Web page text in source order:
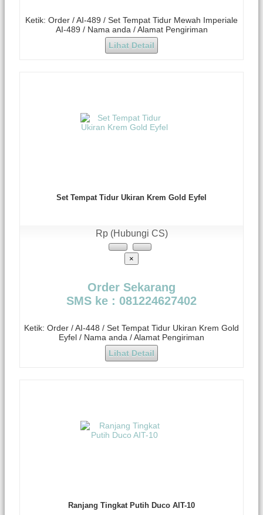
Ketik: Order / AI-489 / Set Tempat Tidur Mewah Imperiale
AI-489 / Nama anda / Alamat Pengiriman
Lihat Detail
Set Tempat Tidur Ukiran Krem Gold Eyfel
Rp (Hubungi CS)
×
Order Sekarang
SMS ke : 081224627402
Ketik: Order / AI-448 / Set Tempat Tidur Ukiran Krem Gold
Eyfel / Nama anda / Alamat Pengiriman
Lihat Detail
Ranjang Tingkat Putih Duco AIT-10